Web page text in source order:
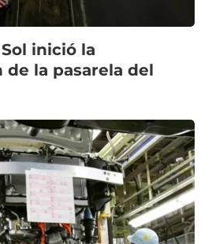
inició la
la pasarela del